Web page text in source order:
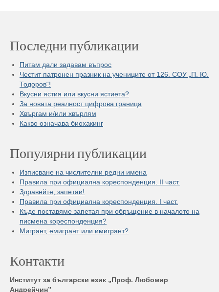
Последни публикации
Питам дали задавам въпрос
Честит патронен празник на учениците от 126. СОУ „П. Ю.
Тодоров“!
Вкусни ястия или вкусни ястиета?
За новата реалност цифрова граница
Хвъргам и/или хвърлям
Какво означава биохакинг
Популярни публикации
Изписване на числителни редни имена
Правила при официална кореспонденция. II част.
Здравейте, запетаи!
Правила при официална кореспонденция. I част.
Къде поставяме запетая при обръщение в началото на
писмена кореспонденция?
Мигрант, емигрант или имигрант?
Контакти
Институт за български език „Проф. Любомир
Андрейчин”